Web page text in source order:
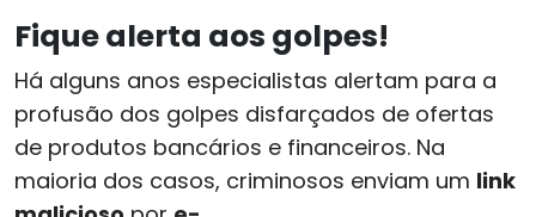
Fique alerta aos golpes!
Há alguns anos especialistas alertam para a
profusão dos golpes disfarçados de ofertas
de produtos bancários e financeiros. Na
maioria dos casos, criminosos enviam um link